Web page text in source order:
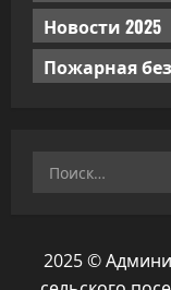
Новости 2025
Пожарная
Найти:
2025 ©